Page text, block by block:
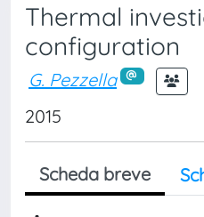
Thermal
configuration
G. Pezzella
2015
Scheda breve